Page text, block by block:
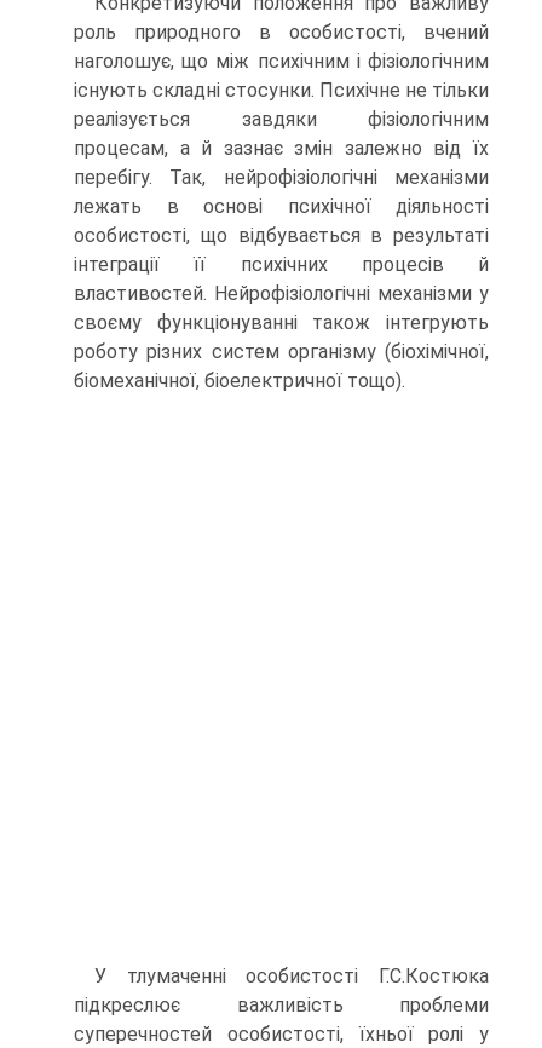
роль природного в особис­тості, вчений
наголошує, що між психічним і фізіологічним
існують складні стосунки. Психічне не тільки
реалізується завдяки фізіологіч­ним
процесам, а й зазнає змін залежно від їх
перебігу. Так, нейрофізіоло­гічні механізми
лежать в основі психічної діяльності
особистості, що відбувається в результаті
інтеграції її психічних процесів й
властивостей. Нейрофізіологічні механізми у
своєму функціонуванні також інтегрують
роботу різних систем організму (біохімічної,
біомеханічної, біоелектрич­ної тощо).
У тлумаченні особистості Г.С.Костюка
підкреслює важливість про­блеми
суперечностей особистості, їхньої ролі у